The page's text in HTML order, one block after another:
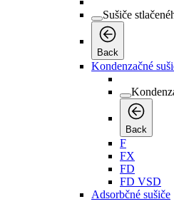
Sušiče
Back
Kondenzačné
Back
F
FX
FD
FD VSD
Adsorbčné sušiče